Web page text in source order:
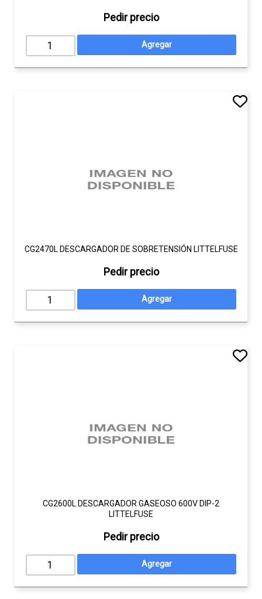
Pedir precio
CG2470L DESCARGADOR DE SOBRETENSIÓN LITTELFUSE
Pedir precio
CG2600L DESCARGADOR GASEOSO 600V DIP-2
LITTELFUSE
Pedir precio